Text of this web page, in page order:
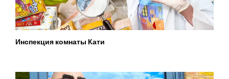
Инспекция комнаты Кати